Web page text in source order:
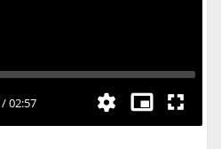
/02:57